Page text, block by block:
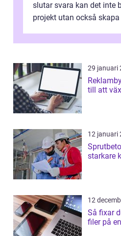
slutar svara kan det inte
projekt utan också
29 januari
till att
12 januari
starkare
12
Så fixar
filer på